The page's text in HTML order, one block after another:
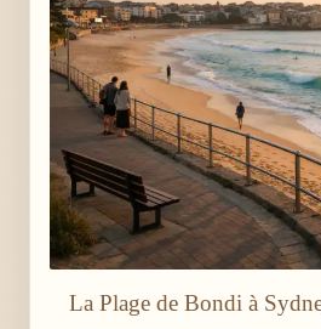
La Plage de Bondi à